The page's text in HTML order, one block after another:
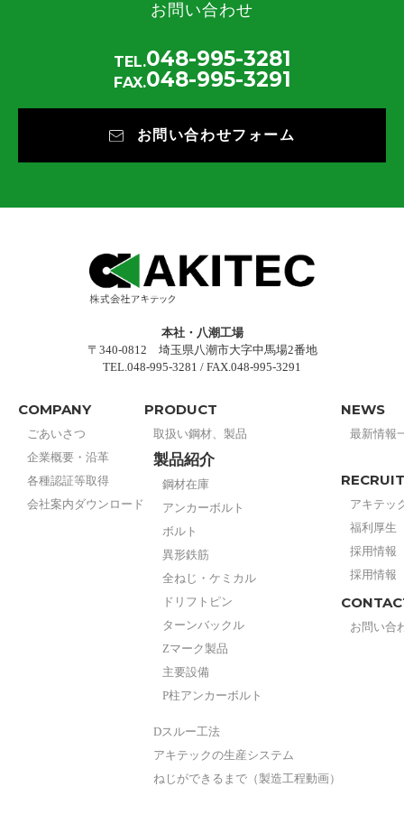
お問い合わせ
TEL.048-995-3281
FAX.048-995-3291
お問い合わせフォーム
本社・八潮工場
〒340-0812 埼玉県八潮市大字中馬場2番地
TEL.048-995-3281 / FAX.048-995-3291
COMPANY
ごあいさつ
企業概要・沿革
各種認証等取得
会社案内ダウンロード
PRODUCT
取扱い鋼材、製品
製品紹介
鋼材在庫
アンカーボルト
ボルト
異形鉄筋
全ねじ・ケミカル
ドリフトピン
ターンバックル
Zマーク製品
主要設備
P柱アンカーボルト
Dスルー工法
アキテックの生産システム
ねじができるまで（製造工程動画）
NEWS
最新情報
RECRUIT
アキテッ
福利厚生
採用情報
採用情報
お問い合